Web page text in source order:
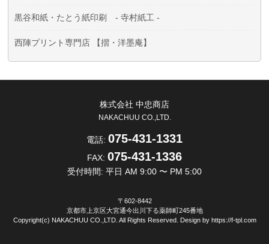
黒谷和紙・たとう紙印刷 - 寺村紙工 -
西陣プリント専門店 【摺・洋墨庵】
株式会社 中忠商店
NAKACHUU CO.,LTD.
電話: 075-431-1331
FAX: 075-431-1336
受付時間: 平日 AM 9:00 〜 PM 5:00
〒602-8442
京都市上京区大宮通今出川下る薬師町245番地
Copyright(c) NAKACHUU CO.,LTD. All Rights Reserved. Design by https://f-tpl.com